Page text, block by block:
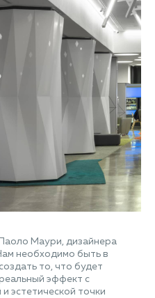
Маури, дизайнера
необходимо быть в
то, что будет
эффект с
и эстетической точки